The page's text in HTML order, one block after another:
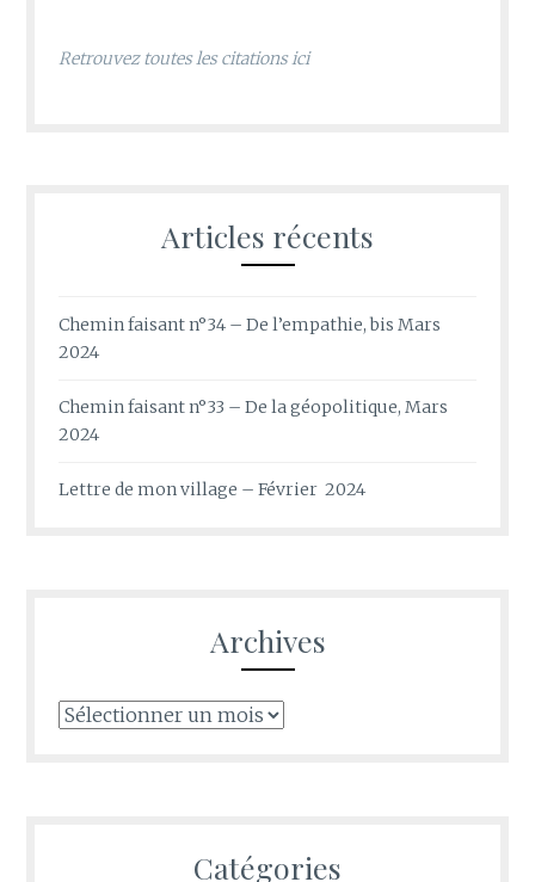
Retrouvez toutes les citations ici
Articles récents
Chemin faisant n°34 – De l’empathie, bis Mars
2024
Chemin faisant n°33 – De la géopolitique, Mars
2024
Lettre de mon village – Février 2024
Archives
Archives
Catégories